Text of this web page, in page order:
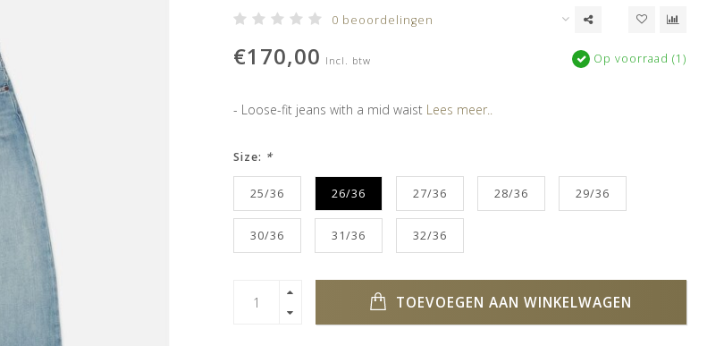
0 beoordelingen
€170,00 Incl. btw Op voorraad (1)
- Loose-fit jeans with a mid waist Lees meer..
Size: *
25/36 26/36 27/36 28/36 29/36
30/36 31/36 32/36
TOEVOEGEN AAN WINKELWAGEN